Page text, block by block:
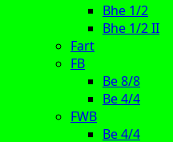
Bhe 1/2
Bhe 1/2 II
Fart
FB
Be 8/8
Be 4/4
FWB
Be 4/4